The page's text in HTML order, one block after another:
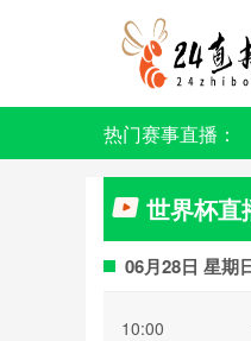
热门赛事直播：
世界杯直
06月28日 星期
10:00